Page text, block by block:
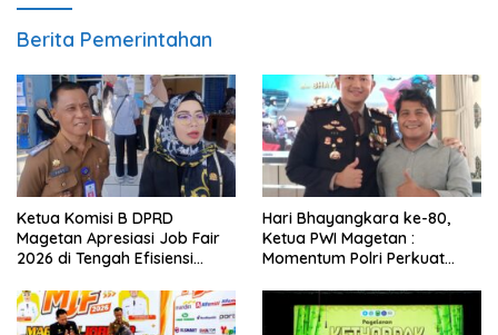
Berita Pemerintahan
Ketua Komisi B DPRD
Magetan Apresiasi Job Fair
2026 di Tengah Efisiensi
Hari Bhayangkara ke-80,
Ketua PWI Magetan :
Momentum Polri Perkuat